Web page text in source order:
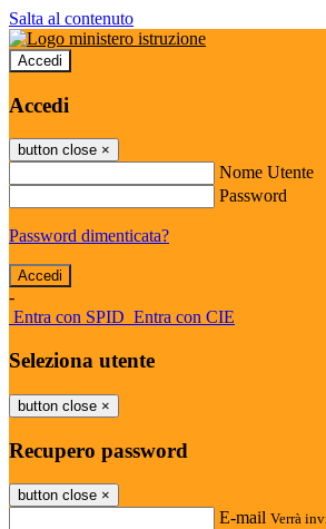
Salta al contenuto
Accedi
Accedi
button close ×
Nome Utente
Password
Password dimenticata?
-
Entra con SPID Entra con CIE
Seleziona utente
button close ×
Recupero password
button close ×
E-mail Verrà